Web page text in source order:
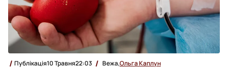
Публікація10 Травня22:03 Вежа,Ольга Каплун